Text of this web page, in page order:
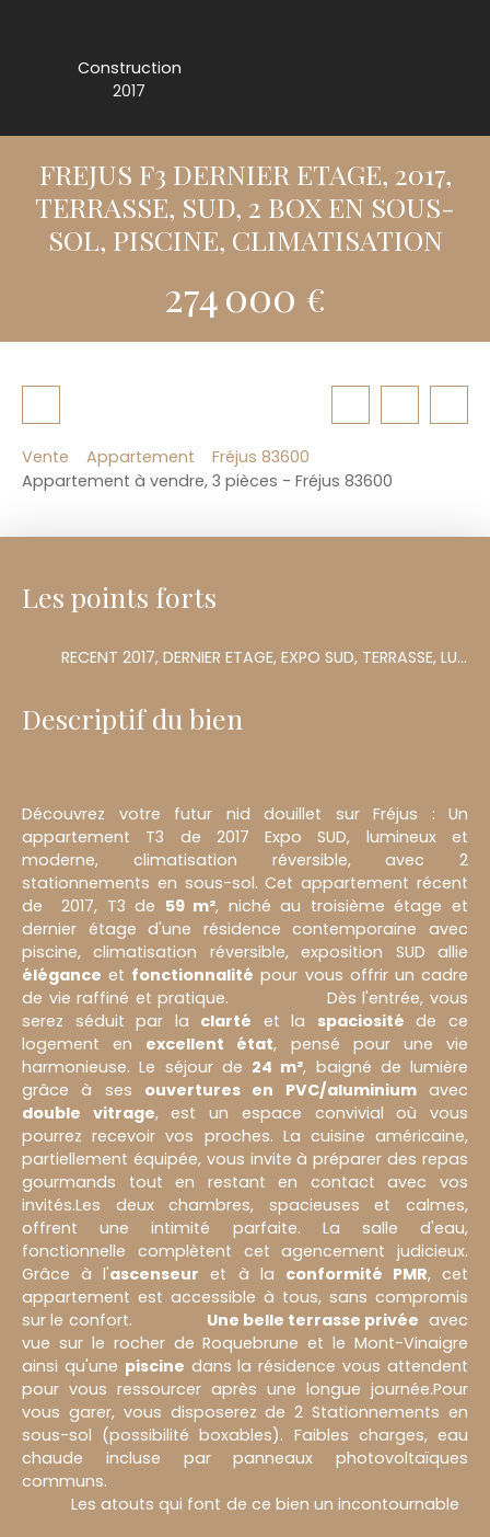
Construction
2017
FREJUS F3 DERNIER ETAGE, 2017,
TERRASSE, SUD, 2 BOX EN SOUS-
SOL, PISCINE, CLIMATISATION
274 000 €
Vente Appartement
Fréjus 83600
Appartement à vendre, 3 pièces - Fréjus 83600
Les points forts
RECENT 2017, DERNIER ETAGE, EXPO SUD, TERRASSE, LUMINEUX, PISCINE, 2 BOX EN SOUS-SOL, CLIMATISATION
Descriptif du bien
Découvrez votre futur nid douillet sur Fréjus : Un
appartement T3 de 2017 Expo SUD, lumineux et
moderne, climatisation réversible, avec 2
stationnements en sous-sol. Cet appartement récent
de 2017, T3 de 59 m², niché au troisième étage et
dernier étage d'une résidence contemporaine avec
piscine, climatisation réversible, exposition SUD allie
élégance et fonctionnalité pour vous offrir un cadre
de vie raffiné et pratique. Dès l'entrée, vous
serez séduit par la clarté et la spaciosité de ce
logement en excellent état, pensé pour une vie
harmonieuse. Le séjour de 24 m², baigné de lumière
grâce à ses ouvertures en PVC/aluminiumavec
double vitrage, est un espace convivial où vous
pourrez recevoir vos proches. La cuisine américaine,
partiellement équipée, vous invite à préparer des repas
gourmands tout en restant en contact avec vos
invités.Les deux chambres, spacieuses et calmes,
offrent une intimité parfaite. La salle d'eau,
fonctionnelle complètent cet agencement judicieux.
Grâce à l'ascenseur et à la conformité PMR, cet
appartement est accessible à tous, sans compromis
sur le confort. Une belle terrasse privée avec
vue sur le rocher de Roquebrune et le Mont-Vinaigre
ainsi qu'une piscine dans la résidence vous attendent
pour vous ressourcer après une longue journée.Pour
vous garer, vous disposerez de 2 Stationnements en
sous-sol (possibilité boxables). Faibles charges, eau
chaude incluse par panneaux photovoltaïques
communs.
Les atouts qui font de ce bien un incontournable